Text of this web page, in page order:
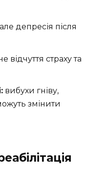
депресія після
відчуття страху та
вибухи гніву,
змінити